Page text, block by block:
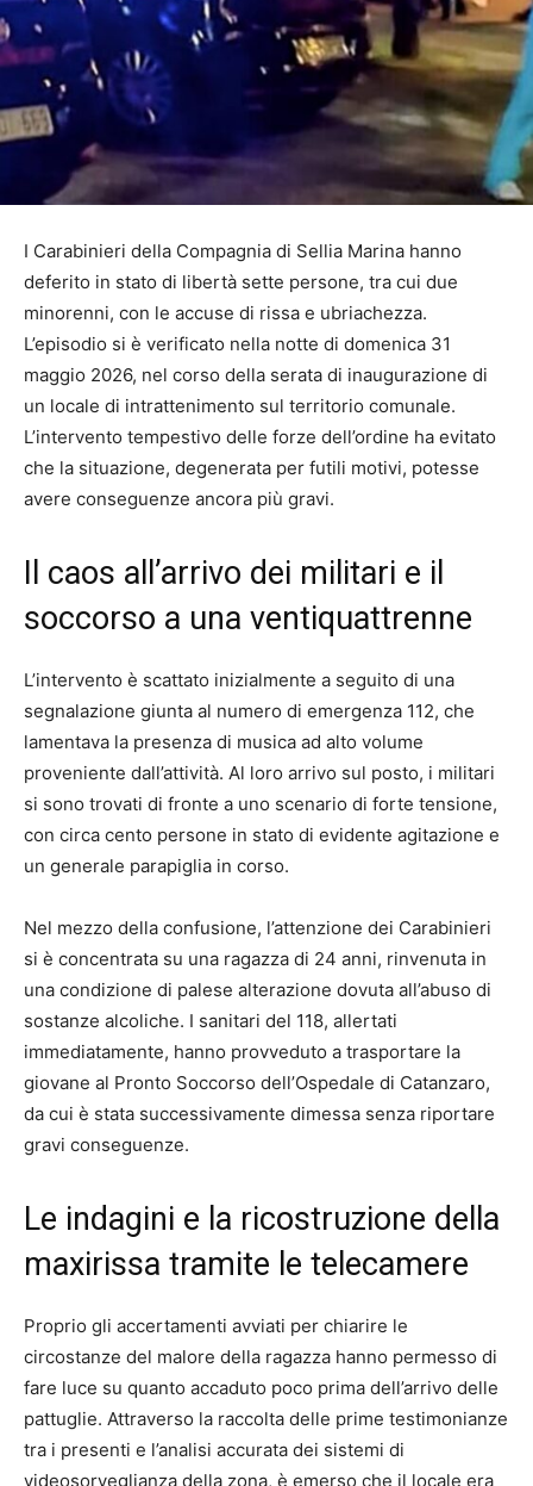
I Carabinieri della Compagnia di Sellia Marina hanno
deferito in stato di libertà sette persone, tra cui due
minorenni, con le accuse di rissa e ubriachezza.
L’episodio si è verificato nella notte di domenica 31
maggio 2026, nel corso della serata di inaugurazione di
un locale di intrattenimento sul territorio comunale.
L’intervento tempestivo delle forze dell’ordine ha evitato
che la situazione, degenerata per futili motivi, potesse
avere conseguenze ancora più gravi.
Il caos all’arrivo dei militari e il
soccorso a una ventiquattrenne
L’intervento è scattato inizialmente a seguito di una
segnalazione giunta al numero di emergenza 112, che
lamentava la presenza di musica ad alto volume
proveniente dall’attività. Al loro arrivo sul posto, i militari
si sono trovati di fronte a uno scenario di forte tensione,
con circa cento persone in stato di evidente agitazione e
un generale parapiglia in corso.
Nel mezzo della confusione, l’attenzione dei Carabinieri
si è concentrata su una ragazza di 24 anni, rinvenuta in
una condizione di palese alterazione dovuta all’abuso di
sostanze alcoliche. I sanitari del 118, allertati
immediatamente, hanno provveduto a trasportare la
giovane al Pronto Soccorso dell’Ospedale di Catanzaro,
da cui è stata successivamente dimessa senza riportare
gravi conseguenze.
Le indagini e la ricostruzione della
maxirissa tramite le telecamere
Proprio gli accertamenti avviati per chiarire le
circostanze del malore della ragazza hanno permesso di
fare luce su quanto accaduto poco prima dell’arrivo delle
pattuglie. Attraverso la raccolta delle prime testimonianze
tra i presenti e l’analisi accurata dei sistemi di
videosorveglianza della zona, è emerso che il locale era